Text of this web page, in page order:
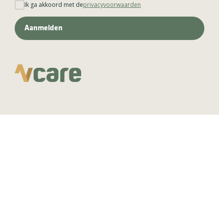
Ik ga akkoord met deprivacyvoorwaarden